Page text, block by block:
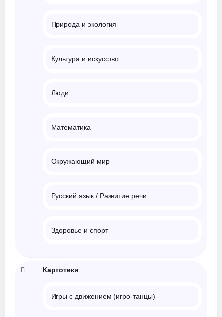
Природа и экология
Культура и искусство
Люди
Математика
Окружающий мир
Русский язык / Развитие речи
Здоровье и спорт
Картотеки
Игры с движением (игро-танцы)